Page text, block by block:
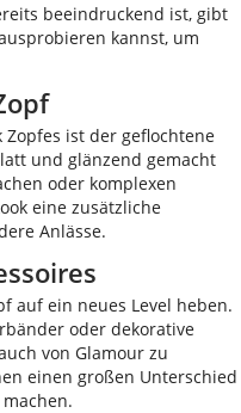
beeindruckend ist, gibt
kannst, um
Zopfes ist der geflochtene
und glänzend gemacht
oder komplexen
eine zusätzliche
Anlässe.
auf ein neues Level heben.
oder dekorative
von Glamour zu
einen großen Unterschied